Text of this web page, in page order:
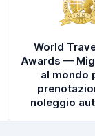
World
Awards —
al mondo
noleggio